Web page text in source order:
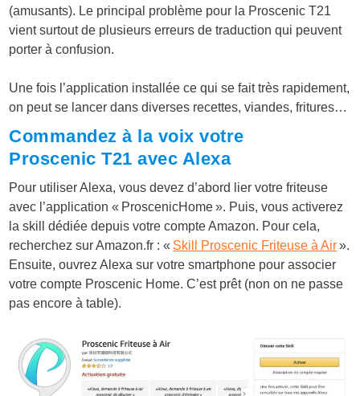
(amusants). Le principal problème pour la Proscenic T21
vient surtout de plusieurs erreurs de traduction qui peuvent
porter à confusion.
Une fois l’application installée ce qui se fait très rapidement,
on peut se lancer dans diverses recettes, viandes, fritures…
Commandez à la voix votre
Proscenic T21 avec Alexa
Pour utiliser Alexa, vous devez d’abord lier votre friteuse
avec l’application « ProscenicHome ». Puis, vous activerez
la skill dédiée depuis votre compte Amazon. Pour cela,
recherchez surAmazon.fr : « Skill Proscenic Friteuse à Air».
Ensuite, ouvrez Alexa sur votre smartphone pour associer
votre compte Proscenic Home. C’est prêt (non on ne passe
pas encore à table).